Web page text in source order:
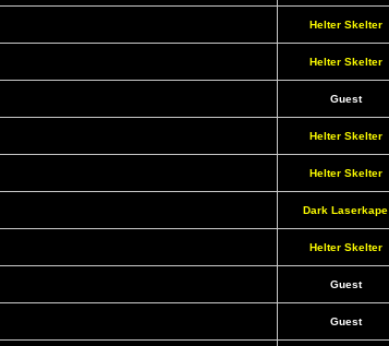
Helter Skelter
Helter Skelter
Guest
Helter Skelter
Helter Skelter
Dark Laserkape
Helter Skelter
Guest
Guest